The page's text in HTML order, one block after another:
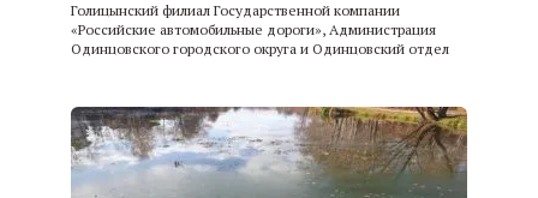
Голицынский филиал Государственной компании
«Российские автомобильные дороги», Администрация
Одинцовского городского округа и Одинцовский отдел